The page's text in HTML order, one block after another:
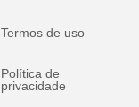
Termos de uso
Política de
privacidade